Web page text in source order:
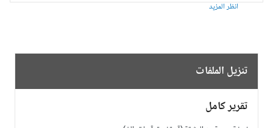
انظر المزيد
تنزيل الملفات
تقرير كامل